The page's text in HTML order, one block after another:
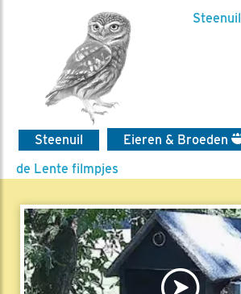
Steenuil
Steenuil Eieren & Broeden
de Lente filmpjes